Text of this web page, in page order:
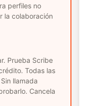
perfiles no
la colaboración
Prueba Scribe
Todas las
llamada
Cancela